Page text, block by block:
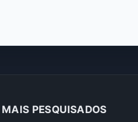
MAIS PESQUISADOS